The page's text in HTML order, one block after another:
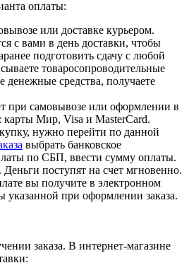
оплаты:
или доставке курьером.
с вами в день доставки, чтобы
подготовить сдачу с любой
товаросопроводительные
денежные средства, получаете
при самовывозе или оформлении в
карты Мир, Visa и MasterCard.
нужно перейти по данной
выбрать банковское
по СБП, ввести сумму оплаты.
Деньги поступят на счет мгновенно.
вы получите в электронном
указанной при оформлении заказа.
заказа. В интернет-магазине